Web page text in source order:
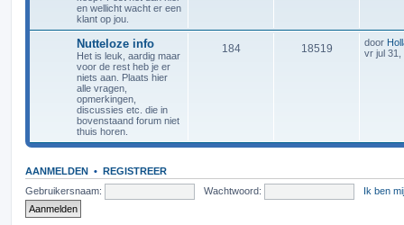
en wellicht wacht er een
klant op jou.
Nutteloze info
Het is leuk, aardig maar
voor de rest heb je er
niets aan. Plaats hier
alle vragen,
opmerkingen,
discussies etc. die in
bovenstaand forum niet
thuis horen.
184 18519 door
vr jul 31,
AANMELDEN • REGISTREER
Gebruikersnaam:
Wachtwoord: Ik ben